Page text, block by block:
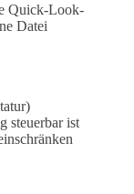
Quick-Look-
Datei
steuerbar ist